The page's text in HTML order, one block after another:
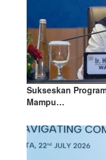
Sukseskan
Mampu…